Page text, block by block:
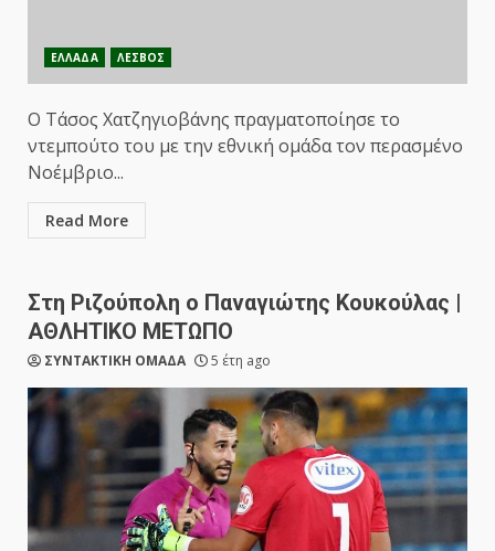
ΕΛΛΑΔΑ ΛΕΣΒΟΣ
Ο Τάσος Χατζηγιοβάνης πραγματοποίησε το
ντεμπούτο του με την εθνική ομάδα τον περασμένο
Νοέμβριο...
Read More
Στη Ριζούπολη ο Παναγιώτης Κουκούλας |
ΑΘΛΗΤΙΚΟ ΜΕΤΩΠΟ
ΣΥΝΤΑΚΤΙΚΗ ΟΜΑΔΑ 5 έτη ago